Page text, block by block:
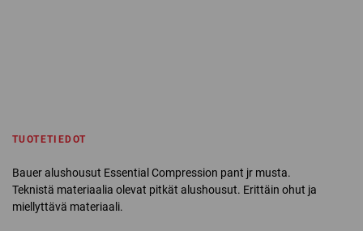
TUOTETIEDOT
Bauer alushousut Essential Compression pant jr musta.
Teknistä materiaalia olevat pitkät alushousut. Erittäin ohut ja
miellyttävä materiaali.